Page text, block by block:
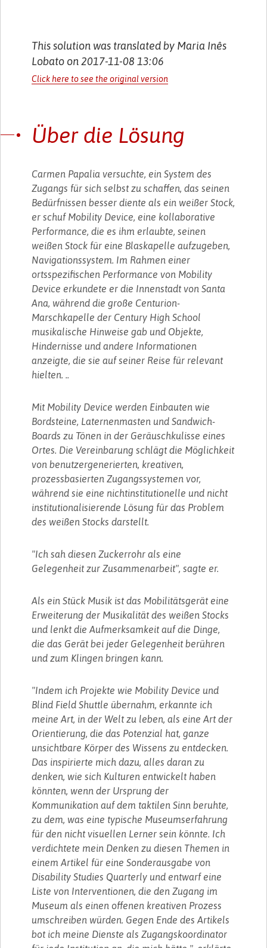
This solution was translated by Maria Inês
Lobato on 2017-11-08 13:06
Click here to see the original version
Über die Lösung
Carmen Papalia versuchte, ein System des
Zugangs für sich selbst zu schaffen, das seinen
Bedürfnissen besser diente als ein weißer Stock,
er schuf Mobility Device, eine kollaborative
Performance, die es ihm erlaubte, seinen
weißen Stock für eine Blaskapelle aufzugeben,
Navigationssystem. Im Rahmen einer
ortsspezifischen Performance von Mobility
Device erkundete er die Innenstadt von Santa
Ana, während die große Centurion-
Marschkapelle der Century High School
musikalische Hinweise gab und Objekte,
Hindernisse und andere Informationen
anzeigte, die sie auf seiner Reise für relevant
hielten. ..
Mit Mobility Device werden Einbauten wie
Bordsteine, Laternenmasten und Sandwich-
Boards zu Tönen in der Geräuschkulisse eines
Ortes. Die Vereinbarung schlägt die Möglichkeit
von benutzergenerierten, kreativen,
prozessbasierten Zugangssystemen vor,
während sie eine nichtinstitutionelle und nicht
institutionalisierende Lösung für das Problem
des weißen Stocks darstellt.
"Ich sah diesen Zuckerrohr als eine
Gelegenheit zur Zusammenarbeit", sagte er.
Als ein Stück Musik ist das Mobilitätsgerät eine
Erweiterung der Musikalität des weißen Stocks
und lenkt die Aufmerksamkeit auf die Dinge,
die das Gerät bei jeder Gelegenheit berühren
und zum Klingen bringen kann.
"Indem ich Projekte wie Mobility Device und
Blind Field Shuttle übernahm, erkannte ich
meine Art, in der Welt zu leben, als eine Art der
Orientierung, die das Potenzial hat, ganze
unsichtbare Körper des Wissens zu entdecken.
Das inspirierte mich dazu, alles daran zu
denken, wie sich Kulturen entwickelt haben
könnten, wenn der Ursprung der
Kommunikation auf dem taktilen Sinn beruhte,
zu dem, was eine typische Museumserfahrung
für den nicht visuellen Lerner sein könnte. Ich
verdichtete mein Denken zu diesen Themen in
einem Artikel für eine Sonderausgabe von
Disability Studies Quarterly und entwarf eine
Liste von Interventionen, die den Zugang im
Museum als einen offenen kreativen Prozess
umschreiben würden. Gegen Ende des Artikels
bot ich meine Dienste als Zugangskoordinator